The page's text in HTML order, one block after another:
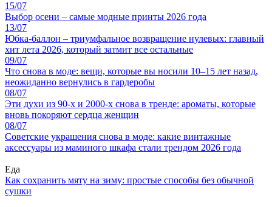
15/07
Выбор осени – самые модные принты 2026 года
13/07
Юбка-баллон – триумфальное возвращение нулевых: главный
хит лета 2026, который затмит все остальные
09/07
Что снова в моде: вещи, которые вы носили 10–15 лет назад,
неожиданно вернулись в гардеробы
08/07
Эти духи из 90-х и 2000-х снова в тренде: ароматы, которые
вновь покоряют сердца женщин
08/07
Советские украшения снова в моде: какие винтажные
аксессуары из маминого шкафа стали трендом 2026 года
Еда
Как сохранить мяту на зиму: простые способы без обычной
сушки